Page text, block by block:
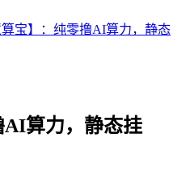
算宝】：纯零撸AI算力，静态
AI算力，静态挂